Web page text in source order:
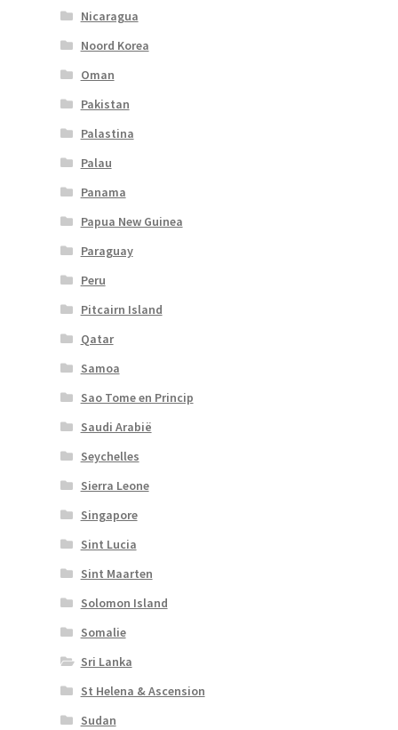
Nicaragua
Noord Korea
Oman
Pakistan
Palastina
Palau
Panama
Papua New Guinea
Paraguay
Peru
Pitcairn Island
Qatar
Samoa
Sao Tome en Princip
Saudi Arabië
Seychelles
Sierra Leone
Singapore
Sint Lucia
Sint Maarten
Solomon Island
Somalie
Sri Lanka
St Helena & Ascension
Sudan